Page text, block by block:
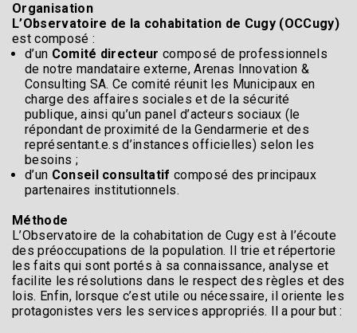
Organisation
L’Observatoire de la cohabitation de Cugy (OCCugy)
est composé :
d’un Comité directeur composé de professionnels
de notre mandataire externe, Arenas Innovation &
Consulting SA. Ce comité réunit les Municipaux en
charge des affaires sociales et de la sécurité
publique, ainsi qu’un panel d’acteurs sociaux (le
répondant de proximité de la Gendarmerie et des
représentant.e.s d’instances officielles) selon les
besoins ;
d’un Conseil consultatif composé des principaux
partenaires institutionnels.
Méthode
L’Observatoire de la cohabitation de Cugy est à l’écoute
des préoccupations de la population. Il trie et répertorie
les faits qui sont portés à sa connaissance, analyse et
facilite les résolutions dans le respect des règles et des
lois. Enfin, lorsque c’est utile ou nécessaire, il oriente les
protagonistes vers les services appropriés.
Il a pour but :